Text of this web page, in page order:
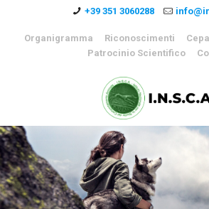
+39 351 3060288
Organigramma Riconoscimenti
Patrocinio Scientifico